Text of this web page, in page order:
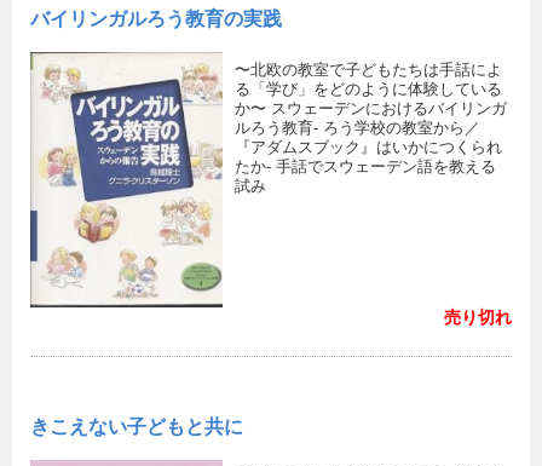
バイリンガルろう教育の実践
〜北欧の教室で子どもたちは手話によ
る「学び」をどのように体験している
か〜 スウェーデンにおけるバイリンガ
ルろう教育- ろう学校の教室から／
『アダムスブック』はいかにつくられ
たか- 手話でスウェーデン語を教える
試み
売り切れ
きこえない子どもと共に